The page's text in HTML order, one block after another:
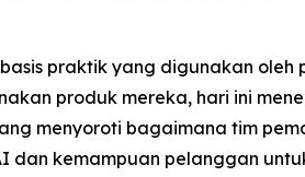
praktik yang digunakan oleh
produk mereka, hari ini
menyoroti bagaimana tim
dan kemampuan pelanggan